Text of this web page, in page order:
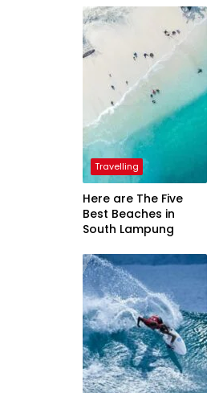
Travelling
Here are The Five
Best Beaches in
South Lampung